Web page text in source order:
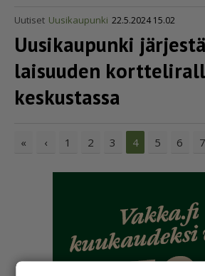
Uutiset Uusikaupunki 22.5.2024 15.02
Uusikaupunki
lai­suuden
keskustassa
« ‹ 1 2 3 4 5 6 7